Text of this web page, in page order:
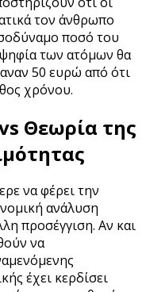
τον άνθρωπο
ποσό του
των ατόμων θα
50 ευρώ από ότι
χρόνου.
Θεωρία της
να φέρει την
ανάλυση
προσέγγιση. Αν και
να
έχει κερδίσει